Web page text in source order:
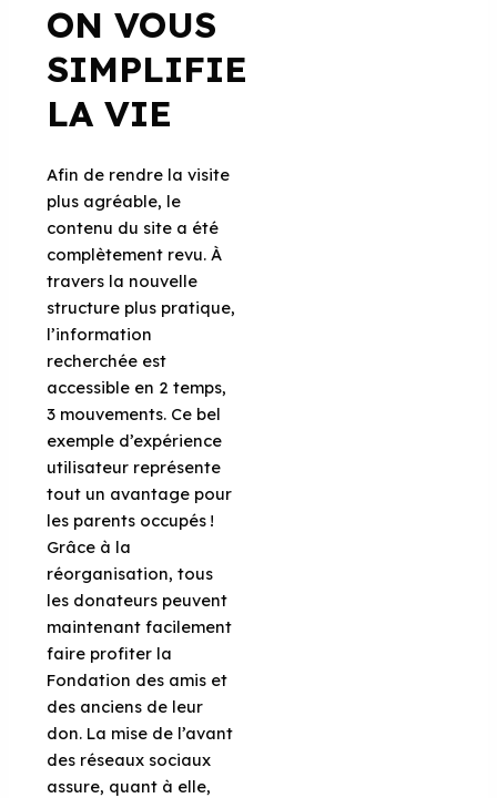
ON VOUS
SIMPLIFIE
LA VIE
Afin de rendre la visite
plus agréable, le
contenu du site a été
complètement revu. À
travers la nouvelle
structure plus pratique,
l’information
recherchée est
accessible en 2 temps,
3 mouvements. Ce bel
exemple d’expérience
utilisateur représente
tout un avantage pour
les parents occupés !
Grâce à la
réorganisation, tous
les donateurs peuvent
maintenant facilement
faire profiter la
Fondation des amis et
des anciens de leur
don. La mise de l’avant
des réseaux sociaux
assure, quant à elle,